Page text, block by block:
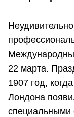
22 марта.
1907 год,
Лондона
специальными